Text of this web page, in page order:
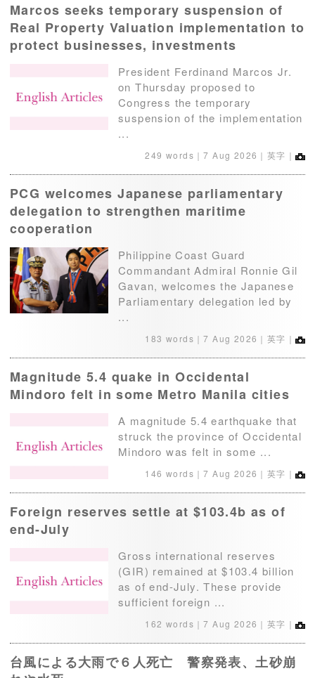
Marcos seeks temporary suspension of
Real Property Valuation implementation to
protect businesses, investments
President Ferdinand Marcos Jr.
on Thursday proposed to
Congress the temporary
suspension of the implementation
...
249 words｜7 Aug 2026 ｜英字｜
PCG welcomes Japanese parliamentary
delegation to strengthen maritime
cooperation
Philippine Coast Guard
Commandant Admiral Ronnie Gil
Gavan, welcomes the Japanese
Parliamentary delegation led by
...
183 words｜7 Aug 2026 ｜英字｜
Magnitude 5.4 quake in Occidental
Mindoro felt in some Metro Manila cities
A magnitude 5.4 earthquake that
struck the province of Occidental
Mindoro was felt in some ...
146 words｜7 Aug 2026 ｜英字｜
Foreign reserves settle at $103.4b as of
end-July
Gross international reserves
(GIR) remained at $103.4 billion
as of end-July. These provide
sufficient foreign ...
162 words｜7 Aug 2026 ｜英字｜
台風による大雨で６人死亡 警察発表、土砂崩